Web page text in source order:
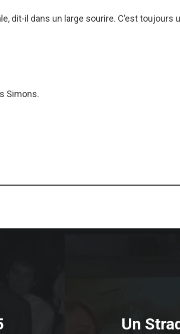
dit-il dans un large sourire. C’est
Simons.
Un